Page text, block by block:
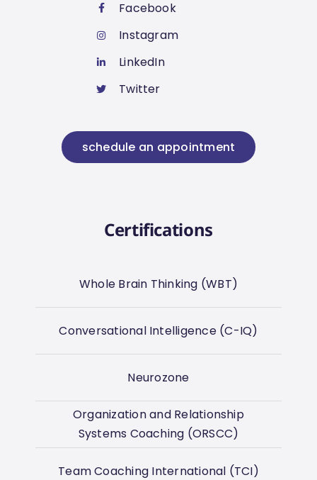
Facebook
Instagram
LinkedIn
Twitter
schedule an appointment
Certifications
Whole Brain Thinking (WBT)
Conversational Intelligence (C-IQ)
Neurozone
Organization and Relationship
Systems Coaching (ORSCC)
Team Coaching International (TCI)